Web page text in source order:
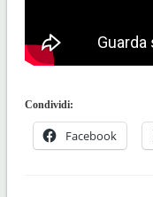
Condividi:
Facebook